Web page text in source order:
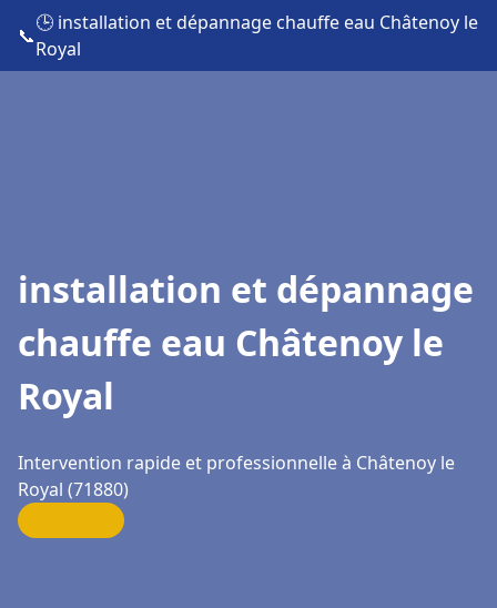
📞
🕒 installation et dépannage chauffe eau Châtenoy le
Royal
installation et dépannage
chauffe eau Châtenoy le
Royal
Intervention rapide et professionnelle à Châtenoy le
Royal (71880)